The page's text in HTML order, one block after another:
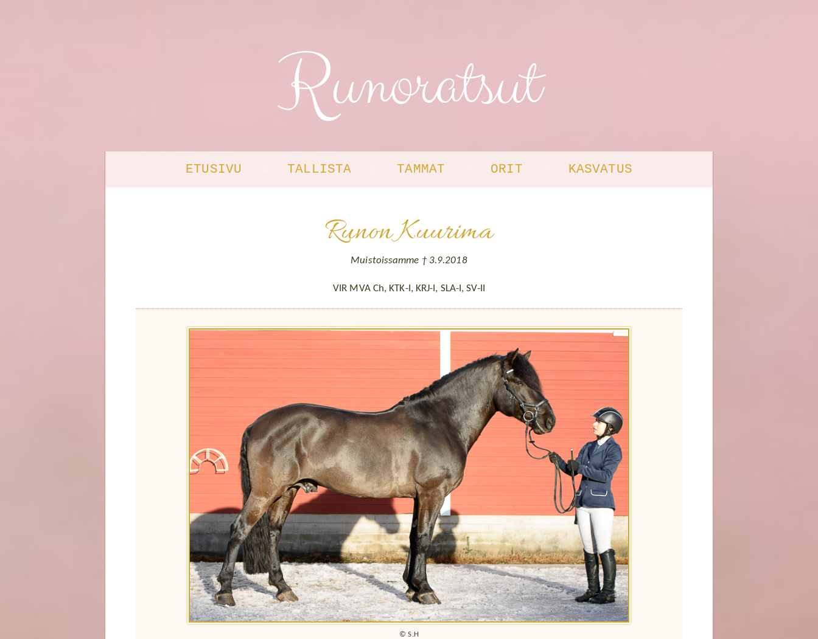
Runoratsut
ETUSIVU TALLISTA TAMMAT ORIT KASVATUS
Runon Kuurima
Muistoissamme † 3.9.2018
VIR MVA Ch, KTK-I, KRJ-I, SLA-I, SV-II
© S.H